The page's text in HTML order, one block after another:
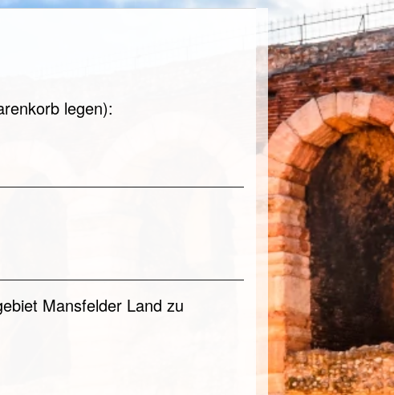
legen):
Mansfelder Land zu